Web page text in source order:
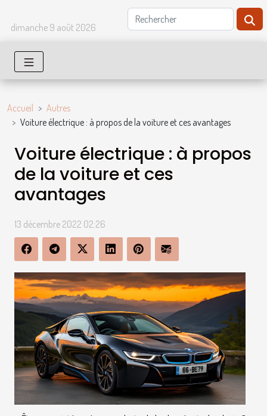
dimanche 9 août 2026
Accueil
Autres
Voiture électrique : à propos de la voiture et ces avantages
Voiture électrique : à propos
de la voiture et ces
avantages
13 décembre 2022 02:26